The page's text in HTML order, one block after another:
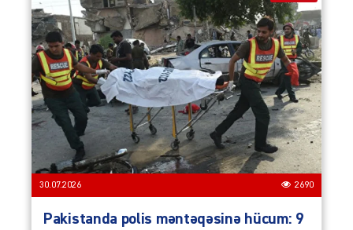
30.07.2026 2690
Pakistanda polis məntəqəsinə hücum: 9